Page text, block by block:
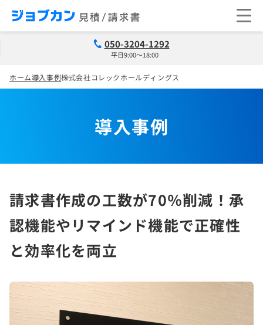
050-3204-1292
平日9:00～18:00
ホーム導入事例株式会社コレックホールディングス
導入事例
請求書作成の工数が70％削減！承
認機能やリマインド機能で正確性
と効率化を両立